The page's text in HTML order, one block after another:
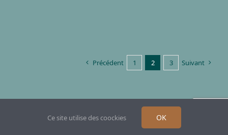
Précédent 1 2 3 Suivant
Ce site utilise des coockies OK